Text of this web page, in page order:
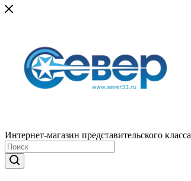
Интернет-магазин представительского класса